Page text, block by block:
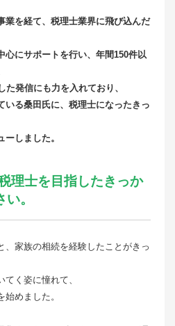
業を経て、税理士業界に飛び込んだ
心にサポートを行い、年間150件以
発信にも力を入れており、
いる桑田氏に、税理士になったきっ
しました。
理士を目指したきっか
。
、家族の相続を経験したことがきっ
く姿に憧れて、
めました。